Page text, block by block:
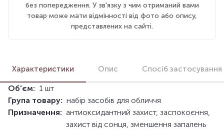
без попередження. У зв'язку з чим отриманий вами
товар може мати відмінності від фото або опису,
представлених на сайті.
Характеристики Опис Спосіб застосування
Об'єм: 1 шт
Група товару: набір засобів для обличчя
Призначення: антиоксидантний захист, заспокоєння,
захист від сонця, зменшення запалень